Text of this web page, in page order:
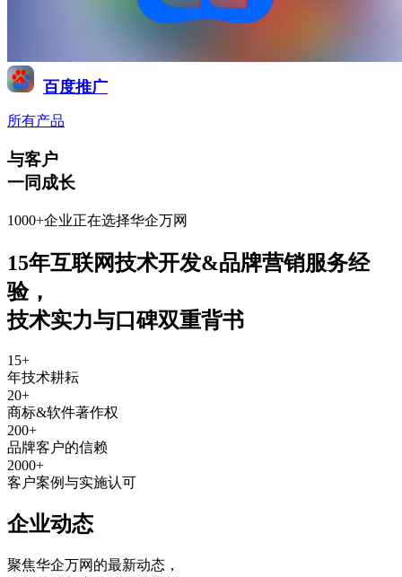
百度推广
所有产品
与客户
一同成长
1000+企业正在选择华企万网
15年互联网技术开发&品牌营销服务经
验，
技术实力与口碑双重背书
15+
年技术耕耘
20+
商标&软件著作权
200+
品牌客户的信赖
2000+
客户案例与实施认可
企业动态
聚焦华企万网的最新动态 ，